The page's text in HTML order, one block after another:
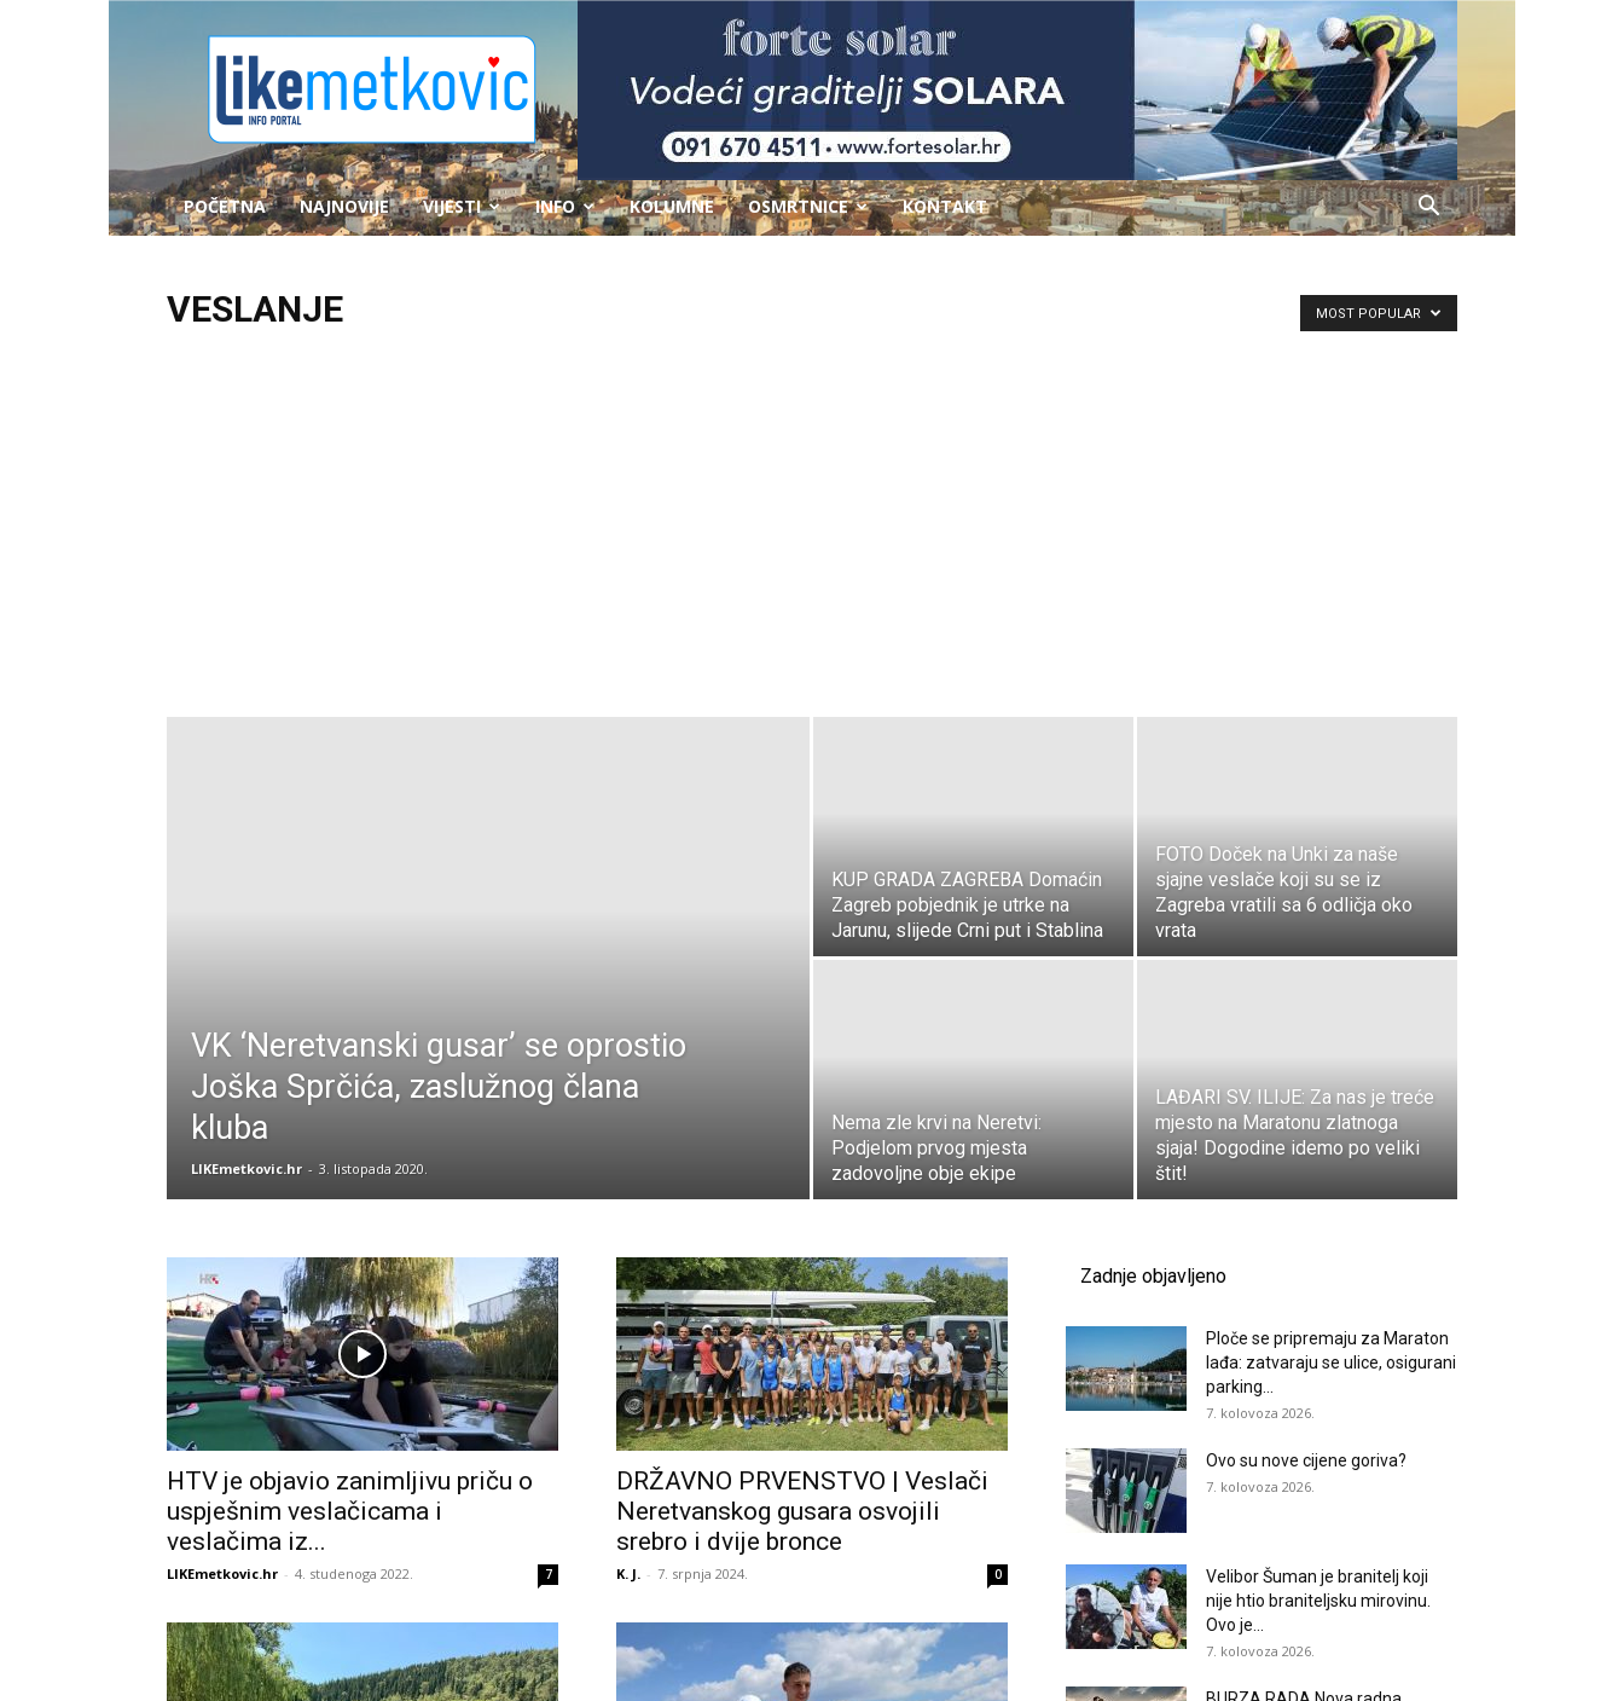
POČETNA NAJNOVIJE VIJESTI INFO KOLUMNE OSMRTNICE KONTAKT
VESLANJE MOST POPULAR
VK ‘Neretvanski gusar’ se oprostio
Joška Sprčića, zaslužnog člana
kluba
LIKEmetkovic.hr - 3. listopada 2020.
KUP GRADA ZAGREBA Domaćin
Zagreb pobjednik je utrke na
Jarunu, slijede Crni put i Stablina
FOTO Doček na Unki za naše
sjajne veslače koji su se iz
Zagreba vratili sa 6 odličja oko
vrata
Nema zle krvi na Neretvi:
Podjelom prvog mjesta
zadovoljne obje ekipe
LAĐARI SV. ILIJE: Za nas je treće
mjesto na Maratonu zlatnoga
sjaja! Dogodine idemo po veliki
štit!
HTV je objavio zanimljivu priču o
uspješnim veslačicama i
veslačima iz...
LIKEmetkovic.hr - 4. studenoga 2022. 7
DRŽAVNO PRVENSTVO | Veslači
Neretvanskog gusara osvojili
srebro i dvije bronce
K. J. - 7. srpnja 2024. 0
Zadnje objavljeno
Ploče se pripremaju za Maraton
lađa: zatvaraju se ulice, osigurani
parking...
7. kolovoza 2026.
Ovo su nove cijene goriva?
7. kolovoza 2026.
Velibor Šuman je branitelj koji
nije htio braniteljsku mirovinu.
Ovo je...
7. kolovoza 2026.